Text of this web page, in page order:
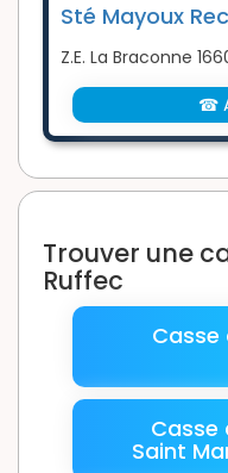
Sté Mayoux
Z.E. La Braconne
☎
Trouver une
Ruffec
Casse
Casse
Saint